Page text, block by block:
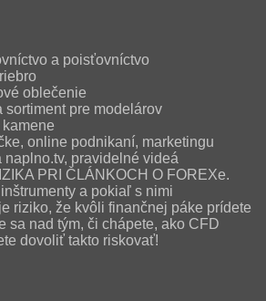
a poisťovníctvo
oblečenie
sortiment pre modelárov
online podnikaní, marketingu
naplno.tv, pravidelné videá
PRI ČLÁNKOCH O FOREXe.
a pokiaľ s nimi
riziko, že kvôli finančnej páke prídete
sa nad tým, či chápete, ako CFD
dovoliť takto riskovať!